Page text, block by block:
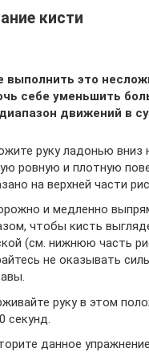
кисти
выполнить это
себе уменьшить
движений в
руку ладонью вниз
ровную и плотную
на верхней части
и медленно
чтобы кисть
(см. нижнюю часть
не оказывать
руку в этом
секунд.
данное